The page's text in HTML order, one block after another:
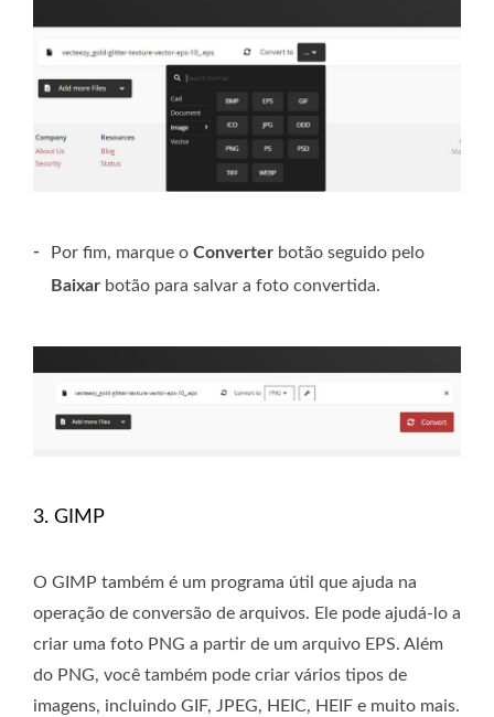
- Por fim, marque o Converter botão seguido pelo
Baixar botão para salvar a foto convertida.
3. GIMP
O GIMP também é um programa útil que ajuda na
operação de conversão de arquivos. Ele pode ajudá-lo a
criar uma foto PNG a partir de um arquivo EPS. Além
do PNG, você também pode criar vários tipos de
imagens, incluindo GIF, JPEG, HEIC, HEIF e muito mais.